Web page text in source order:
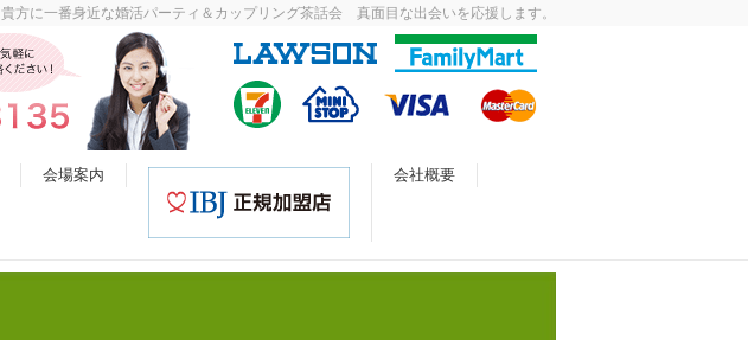
貴方に一番身近な婚活パーティ＆カップリング茶話会 真面目な出会いを応援します。
会場案内 会社概要